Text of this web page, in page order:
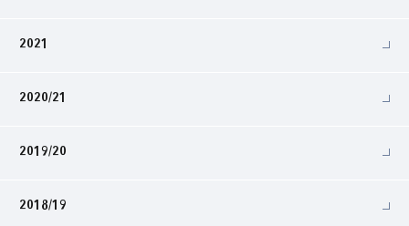
2021
2020/21
2019/20
2018/19